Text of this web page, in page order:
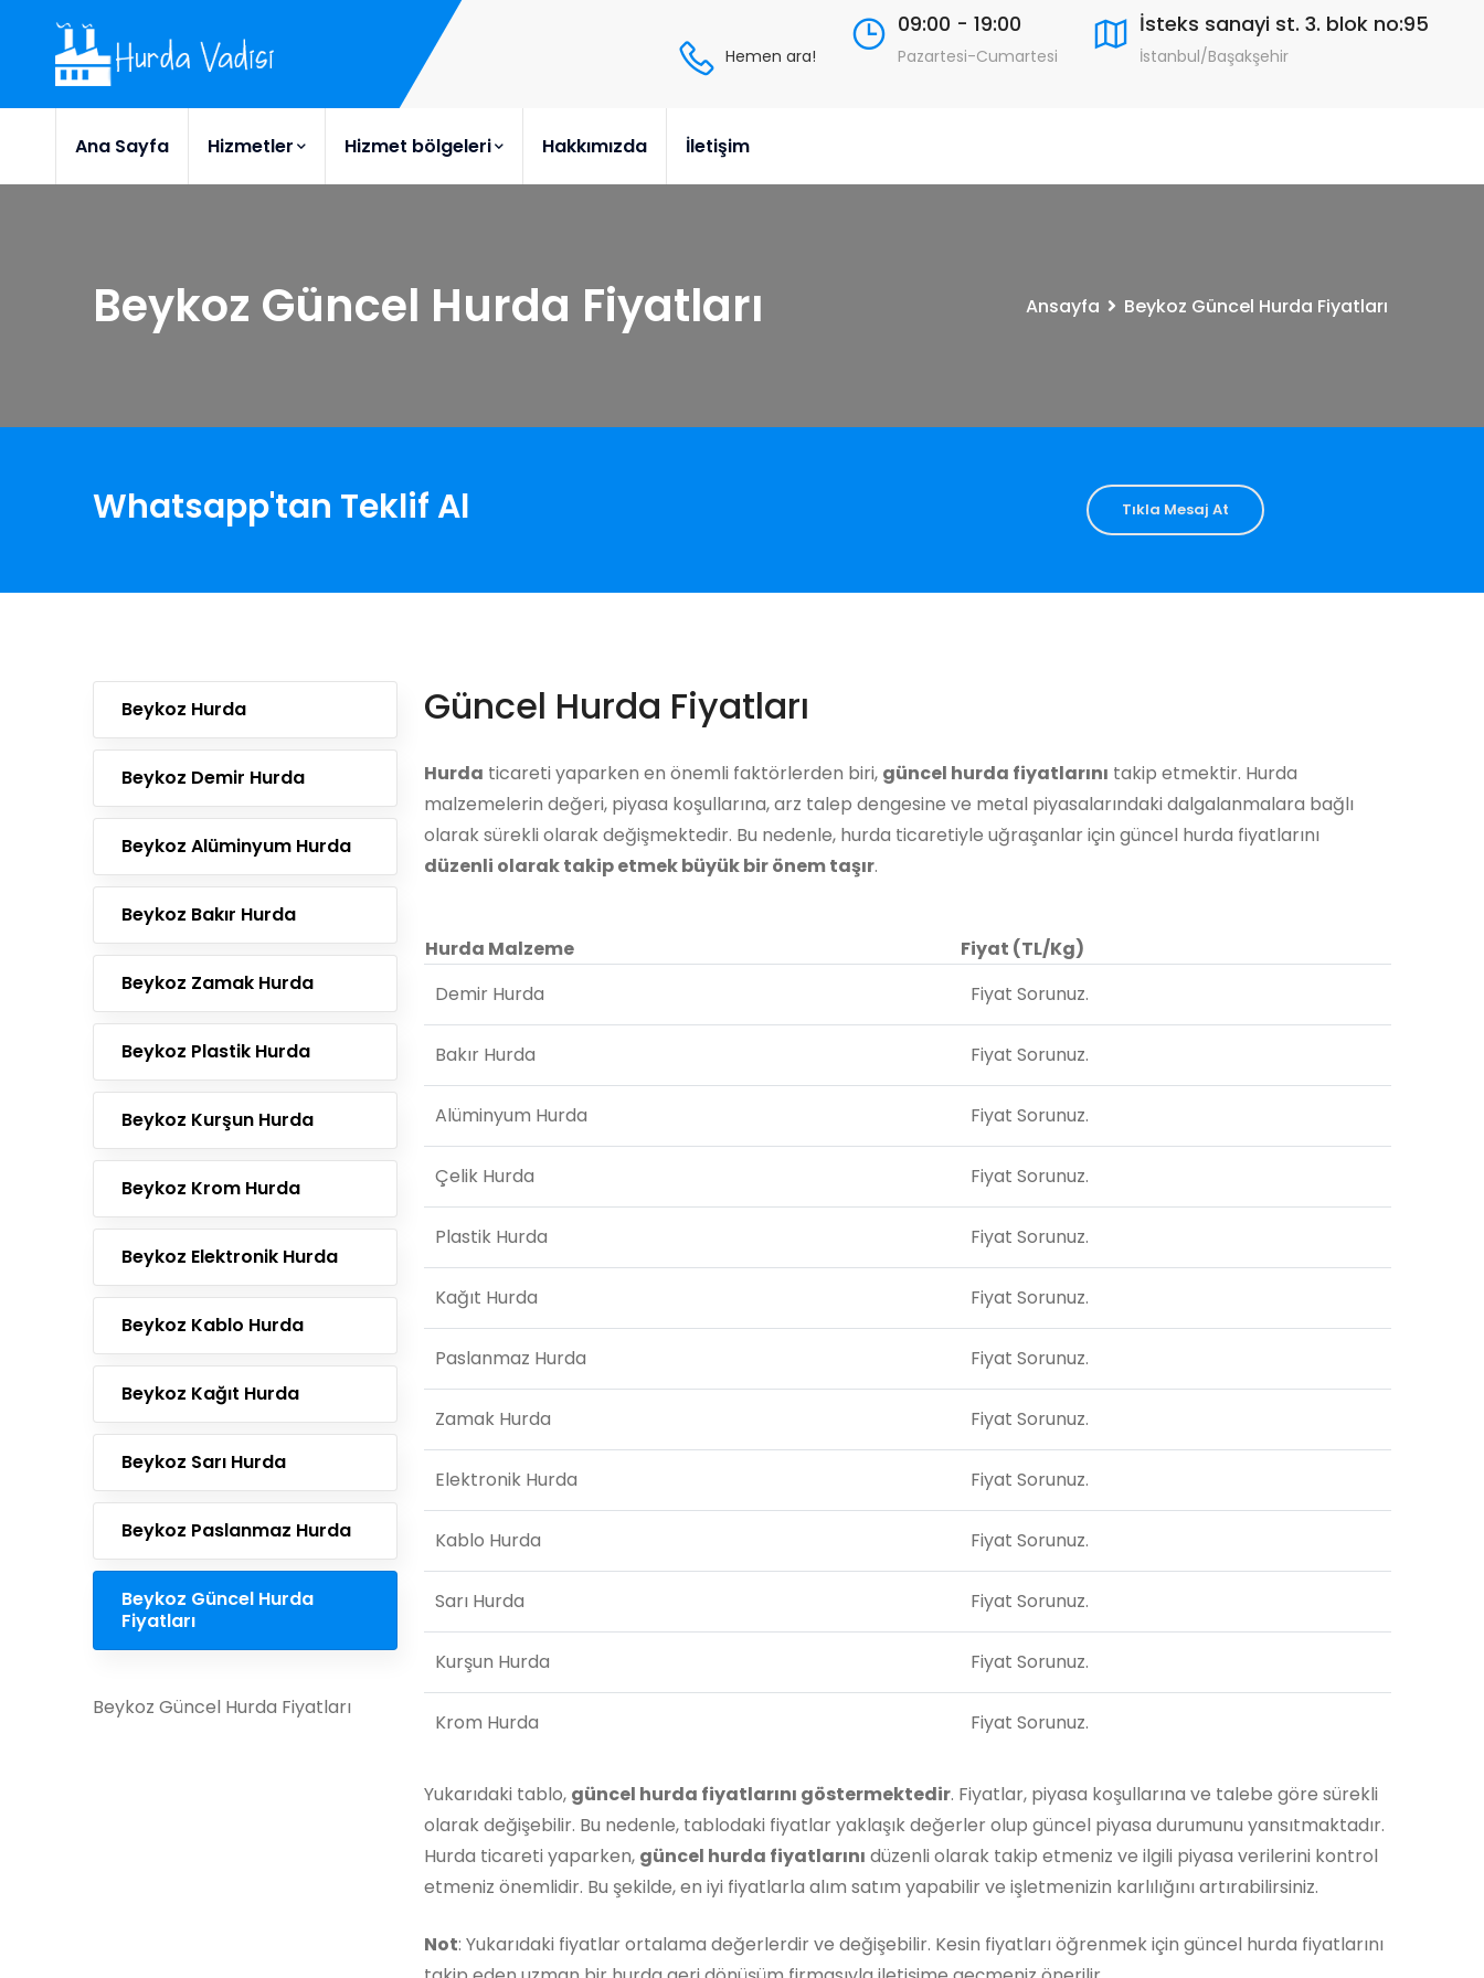
Hemen ara!
09:00 - 19:00
Pazartesi-Cumartesi
İsteks sanayi st. 3. blok no:95
İstanbul/Başakşehir
Ana Sayfa Hizmetler Hizmet bölgeleri Hakkımızda İletişim
Beykoz Güncel Hurda Fiyatları Ansayfa Beykoz Güncel Hurda Fiyatları
Whatsapp'tan Teklif Al Tıkla Mesaj At
Beykoz Hurda
Beykoz Demir Hurda
Beykoz Alüminyum Hurda
Beykoz Bakır Hurda
Beykoz Zamak Hurda
Beykoz Plastik Hurda
Beykoz Kurşun Hurda
Beykoz Krom Hurda
Beykoz Elektronik Hurda
Beykoz Kablo Hurda
Beykoz Kağıt Hurda
Beykoz Sarı Hurda
Beykoz Paslanmaz Hurda
Beykoz Güncel Hurda
Fiyatları
Beykoz Güncel Hurda Fiyatları
Güncel Hurda Fiyatları
Hurda ticareti yaparken en önemli faktörlerden biri, güncel hurda fiyatlarını takip etmektir. Hurda
malzemelerin değeri, piyasa koşullarına, arz talep dengesine ve metal piyasalarındaki dalgalanmalara bağlı
olarak sürekli olarak değişmektedir. Bu nedenle, hurda ticaretiyle uğraşanlar için güncel hurda fiyatlarını
düzenli olarak takip etmek büyük bir önem taşır.
Hurda Malzeme
Fiyat (TL/Kg)
Demir Hurda
Fiyat Sorunuz.
Bakır Hurda Fiyat Sorunuz.
Alüminyum Hurda Fiyat Sorunuz.
Çelik Hurda Fiyat Sorunuz.
Plastik Hurda Fiyat Sorunuz.
Kağıt Hurda Fiyat Sorunuz.
Paslanmaz Hurda Fiyat Sorunuz.
Zamak Hurda Fiyat Sorunuz.
Elektronik Hurda Fiyat Sorunuz.
Kablo Hurda Fiyat Sorunuz.
Sarı Hurda Fiyat Sorunuz.
Kurşun Hurda Fiyat Sorunuz.
Krom Hurda Fiyat Sorunuz.
Yukarıdaki tablo, güncel hurda fiyatlarını göstermektedir. Fiyatlar, piyasa koşullarına ve talebe göre sürekli
olarak değişebilir. Bu nedenle, tablodaki fiyatlar yaklaşık değerler olup güncel piyasa durumunu yansıtmaktadır.
Hurda ticareti yaparken, güncel hurda fiyatlarını düzenli olarak takip etmeniz ve ilgili piyasa verilerini kontrol
etmeniz önemlidir. Bu şekilde, en iyi fiyatlarla alım satım yapabilir ve işletmenizin karlılığını artırabilirsiniz.
Not: Yukarıdaki fiyatlar ortalama değerlerdir ve değişebilir. Kesin fiyatları öğrenmek için güncel hurda fiyatlarını